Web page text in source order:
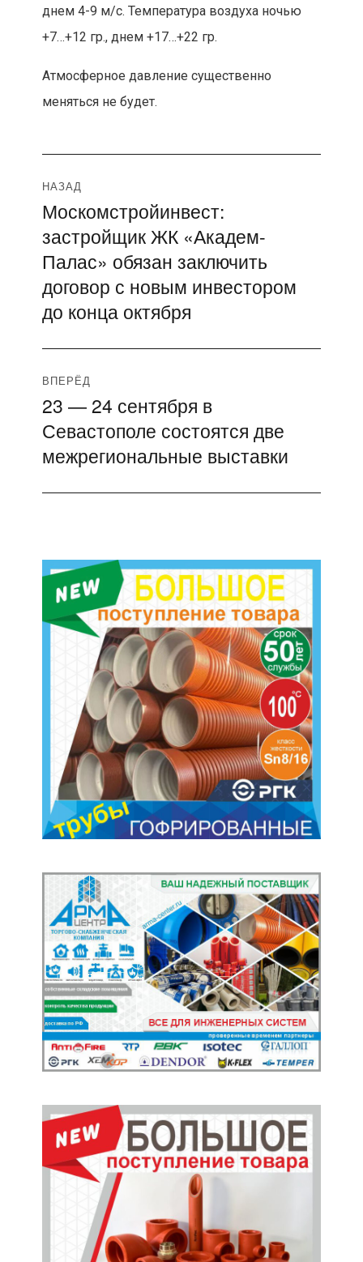
днем 4-9 м/с. Температура воздуха ночью
+7…+12 гр., днем +17…+22 гр.
Атмосферное давление существенно
меняться не будет.
Навигация
по
записям
НАЗАД
Предыдущая
запись:
Москомстройинвест:
застройщик ЖК «Академ-
Палас» обязан заключить
договор с новым инвестором
до конца октября
ВПЕРЁД
Следующая
запись:
23 — 24 сентября в
Севастополе состоятся две
межрегиональные выставки